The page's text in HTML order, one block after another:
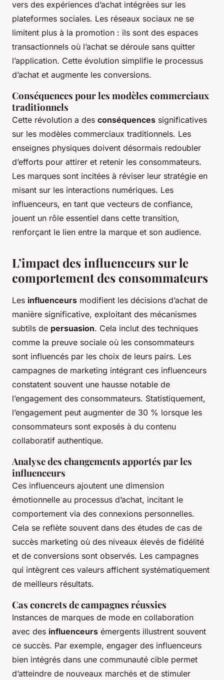
vers des expériences d’achat intégrées sur les
plateformes sociales. Les réseaux sociaux ne se
limitent plus à la promotion : ils sont des espaces
transactionnels où l’achat se déroule sans quitter
l’application. Cette évolution simplifie le processus
d’achat et augmente les conversions.
Conséquences pour les modèles commerciaux
traditionnels
Cette révolution a des conséquences significatives
sur les modèles commerciaux traditionnels. Les
enseignes physiques doivent désormais redoubler
d’efforts pour attirer et retenir les consommateurs.
Les marques sont incitées à réviser leur stratégie en
misant sur les interactions numériques. Les
influenceurs, en tant que vecteurs de confiance,
jouent un rôle essentiel dans cette transition,
renforçant le lien entre la marque et son audience.
L’impact des influenceurs sur le
comportement des consommateurs
Les influenceurs modifient les décisions d’achat de
manière significative, exploitant des mécanismes
subtils de persuasion. Cela inclut des techniques
comme la preuve sociale où les consommateurs
sont influencés par les choix de leurs pairs. Les
campagnes de marketing intégrant ces influenceurs
constatent souvent une hausse notable de
l’engagement des consommateurs. Statistiquement,
l’engagement peut augmenter de 30 % lorsque les
consommateurs sont exposés à du contenu
collaboratif authentique.
Analyse des changements apportés par les
influenceurs
Ces influenceurs ajoutent une dimension
émotionnelle au processus d’achat, incitant le
comportement via des connexions personnelles.
Cela se reflète souvent dans des études de cas de
succès marketing où des niveaux élevés de fidélité
et de conversions sont observés. Les campagnes
qui intègrent ces valeurs affichent systématiquement
de meilleurs résultats.
Cas concrets de campagnes réussies
Instances de marques de mode en collaboration
avec des influenceurs émergents illustrent souvent
ce succès. Par exemple, engager des influenceurs
bien intégrés dans une communauté cible permet
d’atteindre de nouveaux marchés et de stimuler